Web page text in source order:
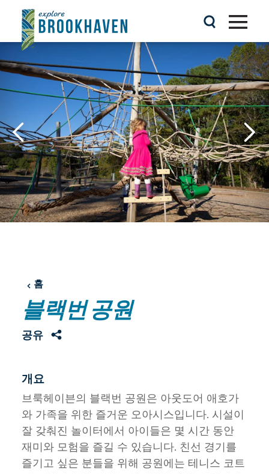
콘텐츠로 건너뛰기
홈
블랙번 공원
공유
개요
브룩헤이븐의 블랙번 공원은 아웃도어 애호가
와 가족을 위한 즐거운 오아시스입니다. 시설이
잘 갖춰진 놀이터에서 아이들은 몇 시간 동안
재미와 모험을 즐길 수 있습니다. 친선 경기를
즐기고 싶은 분들을 위해 공원에는 테니스 코트